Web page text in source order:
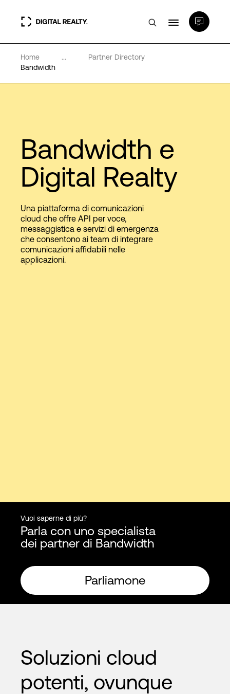
Data center
Language
Accesso
Home ...
Partner Directory
Bandwidth
Bandwidth e
Digital Realty
Una piattaforma di comunicazioni
cloud che offre API per voce,
messaggistica e servizi di emergenza
che consentono ai team di integrare
comunicazioni affidabili nelle
applicazioni.
Vuoi saperne di più?
Parla con uno specialista
dei partner di Bandwidth
Parliamone
Soluzioni cloud
potenti, ovunque